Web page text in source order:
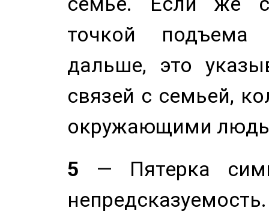
точкой
дальше, это
связей с семьей,
окружающими
5 — Пятерка